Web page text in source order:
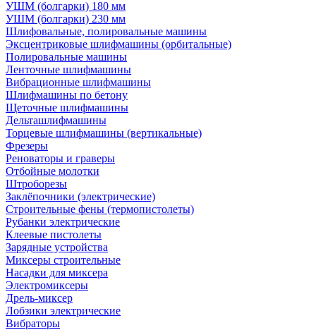
УШМ (болгарки) 180 мм
УШМ (болгарки) 230 мм
Шлифовальные, полировальные машины
Эксцентриковые шлифмашины (орбитальные)
Полировальные машины
Ленточные шлифмашины
Вибрационные шлифмашины
Шлифмашины по бетону
Щеточные шлифмашины
Дельташлифмашины
Торцевые шлифмашины (вертикальные)
Фрезеры
Реноваторы и граверы
Отбойные молотки
Штроборезы
Заклёпочники (электрические)
Строительные фены (термопистолеты)
Рубанки электрические
Клеевые пистолеты
Зарядные устройства
Миксеры строительные
Насадки для миксера
Электромиксеры
Дрель-миксер
Лобзики электрические
Вибраторы